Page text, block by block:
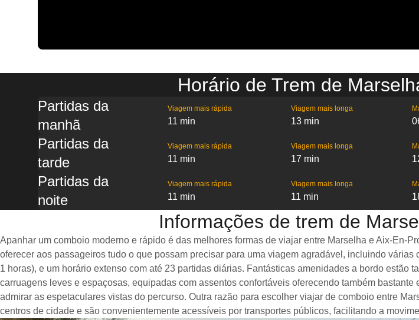
Horário de Trem de
Partidas da
manhã
Viagem mais rápida
11 min
Viagem mais longa
13 min
Partidas da
tarde
Viagem mais rápida
11 min
Viagem mais longa
17 min
Partidas da
noite
Viagem mais rápida
11 min
Viagem mais longa
11 min
Informações de trem de
Apanhar um comboio moderno e rápido é das melhores formas de viajar entre Marselha e Aix-En-
oferecer aos passageiros tudo o que possam precisar para uma viagem agradável, incluindo
1 horas), e um horário extenso com até 23 partidas diárias. Fantásticas amenidades a bordo
carruagens leves e espaçosas, equipadas com assentos confortáveis oferecendo também
admirar as espetaculares vistas do percurso. Outra razão para escolher viajar de comboio entre
centros de cidade e são convenientemente acessíveis por transportes públicos, facilitando a